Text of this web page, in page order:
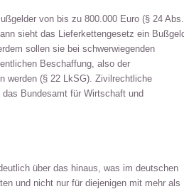
von bis zu 800.000 Euro (§ 24 Abs.
sieht das Lieferkettengesetz ein
sollen sie bei schwerwiegenden
Beschaffung, also der
werden (§ 22 LkSG). Zivilrechtliche
Bundesamt für Wirtschaft und
über das hinaus, was im deutschen
und nicht nur für diejenigen mit mehr als